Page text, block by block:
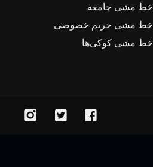
خط مشی جامعه
خط مشی حریم خصوصی
خط مشی کوکی‌ها